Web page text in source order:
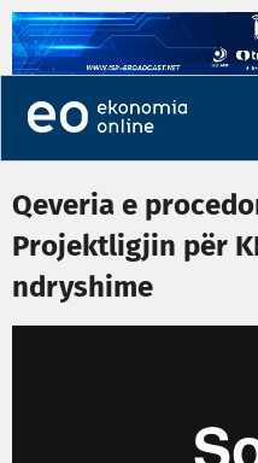
Qeveria e
Projektligjin për
ndryshime